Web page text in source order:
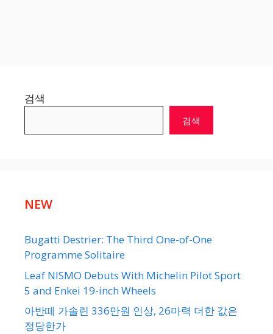
검색
검색
NEW
Bugatti Destrier: The Third One-of-One
Programme Solitaire
Leaf NISMO Debuts With Michelin Pilot Sport
5 and Enkei 19-inch Wheels
아반떼 가솔린 336만원 인상, 26마력 더한 값은
정당한가